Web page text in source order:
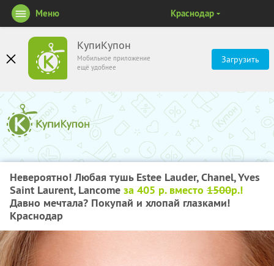
КупиКупон
Мобильное приложение
ещё удобнее
Загрузить
Меню Краснодар
Невероятно! Любая тушь Estee Lauder, Chanel, Yves
Saint Laurent, Lancome за 405 р. вместо 1500р.!
Давно мечтала? Покупай и хлопай глазками!
Краснодар